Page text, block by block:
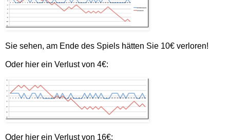
Sie sehen, am Ende des Spiels hätten Sie 10€ verloren!
Oder hier ein Verlust von 4€:
Oder hier ein Verlust von 16€: